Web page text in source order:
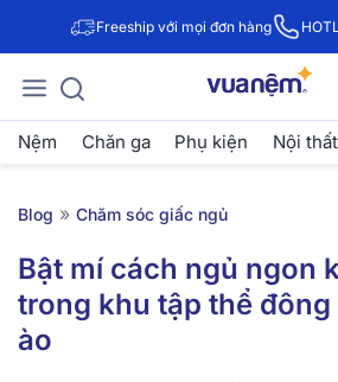
Freeship với mọi đơn hàng
Nệm Chăn ga Phụ kiện Nội thất
Blog » Chăm sóc giấc ngủ
Bật mí cách ngủ ngon
trong khu tập thể
ào